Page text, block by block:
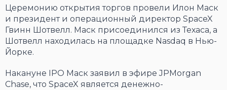
Церемонию открытия торгов провели Илон Маск
и президент и операционный директор SpaceX
Гвинн Шотвелл. Маск присоединился из Техаса, а
Шотвелл находилась на площадке Nasdaq в Нью-
Йорке.
Накануне IPO Маск заявил в эфире JPMorgan
Chase, что SpaceX является денежно-